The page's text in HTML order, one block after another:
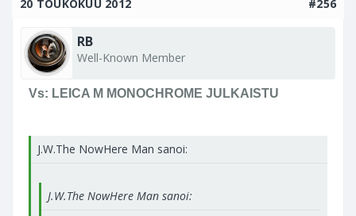
20 TOUKOKUU 2012 #256
RB
Well-Known Member
Vs: LEICA M MONOCHROME JULKAISTU
J.W.The NowHere Man sanoi:
J.W.The NowHere Man sanoi: